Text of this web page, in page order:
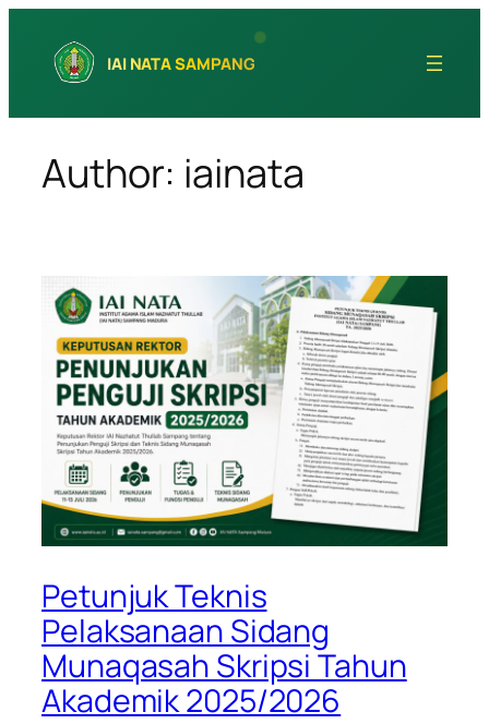
content
IAI NATA SAMPANG
Author: iainata
Petunjuk Teknis
Pelaksanaan Sidang
Munaqasah Skripsi Tahun
Akademik 2025/2026